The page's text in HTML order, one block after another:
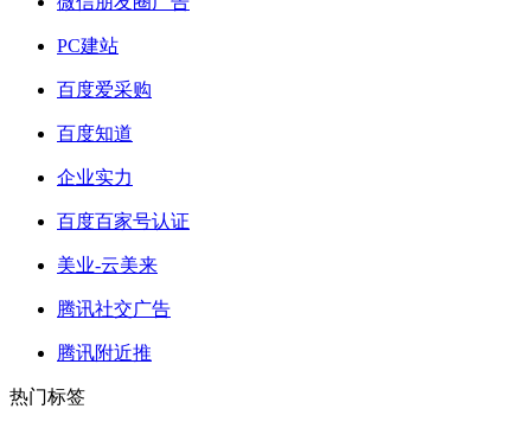
PC建站
百度爱采购
百度知道
企业实力
百度百家号认证
美业-云美来
腾讯社交广告
腾讯附近推
热门标签